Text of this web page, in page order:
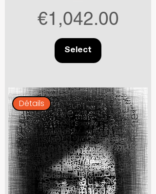
Price
€1,042.00
Select
Détails